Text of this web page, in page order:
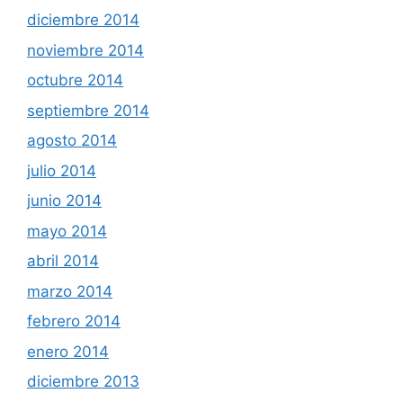
diciembre 2014
noviembre 2014
octubre 2014
septiembre 2014
agosto 2014
julio 2014
junio 2014
mayo 2014
abril 2014
marzo 2014
febrero 2014
enero 2014
diciembre 2013